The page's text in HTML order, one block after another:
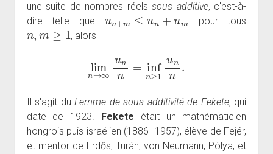
une suite de nombres réelssous additive, c'est-à-
dire telle que
un+ m≤u n+um
pour tous
n,m 1
, alors
∞u ≥1u
Il s'agit duLemme de sous additivité de Fekete, qui
date de 1923.
Fekete était un mathématicien
hongrois puis israélien (1886--1957), élève de Fejér,
et mentor de Erdős, Turán, von Neumann, Pólya, et